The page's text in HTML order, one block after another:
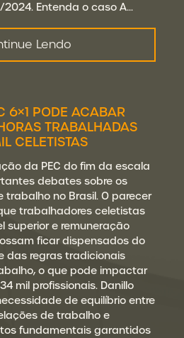
2024. Entenda o caso A…
Lendo
6×1 PODE ACABAR
TRABALHADAS
CELETISTAS
da PEC do fim da escala
debates sobre os
trabalho no Brasil. O parecer
trabalhadores celetistas
superior e remuneração
ficar dispensados do
das regras tradicionais
o que pode impactar
mil profissionais. Danillo
de equilíbrio entre
de trabalho e
fundamentais garantidos